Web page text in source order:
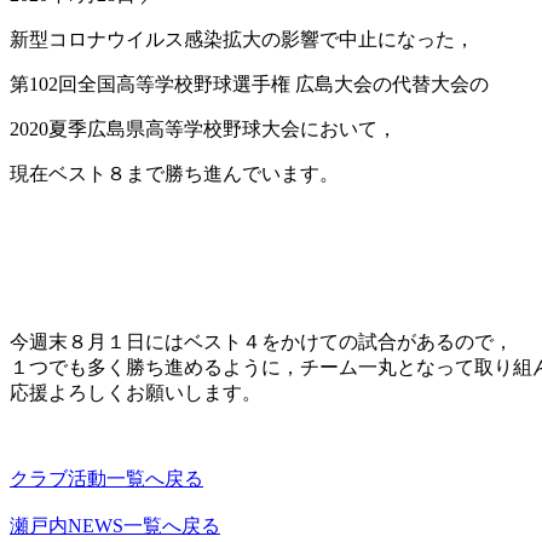
新型コロナウイルス感染拡大の影響で中止になった，
第102回全国高等学校野球選手権 広島大会の代替大会の
2020夏季広島県高等学校野球大会において，
現在ベスト８まで勝ち進んでいます。
今週末８月１日にはベスト４をかけての試合があるので，
１つでも多く勝ち進めるように，チーム一丸となって取り組
応援よろしくお願いします。
クラブ活動一覧へ戻る
瀬戸内NEWS一覧へ戻る